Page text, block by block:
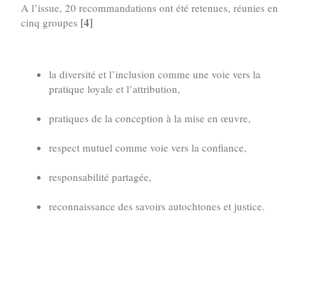
A l’issue, 20 recommandations ont été retenues, réunies en
cinq groupes [4]
la diversité et l’inclusion comme une voie vers la
pratique loyale et l’attribution,
pratiques de la conception à la mise en œuvre,
respect mutuel comme voie vers la confiance,
responsabilité partagée,
reconnaissance des savoirs autochtones et justice.